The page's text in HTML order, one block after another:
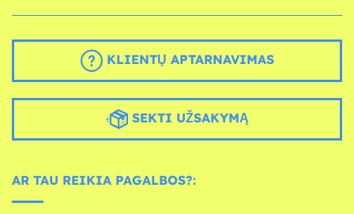
KLIENTŲ APTARNAVIMAS
SEKTI UŽSAKYMĄ
AR TAU REIKIA PAGALBOS?: